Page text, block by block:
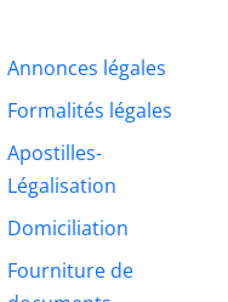
Annonces légales
Formalités légales
Apostilles-
Légalisation
Domiciliation
Fourniture de